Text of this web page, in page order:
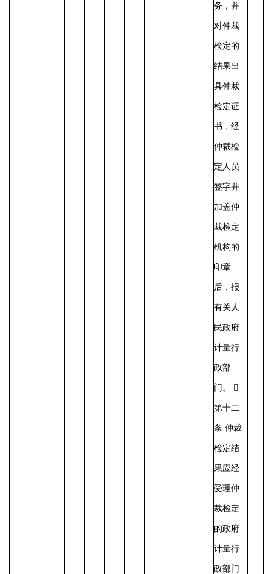
务，并
对仲裁
检定的
结果出
具仲裁
检定证
书，经
仲裁检
定人员
签字并
加盖仲
裁检定
机构的
印章
后，报
有关人
民政府
计量行
政部
门。 
第十二
条 仲裁
检定结
果应经
受理仲
裁检定
的政府
计量行
政部门